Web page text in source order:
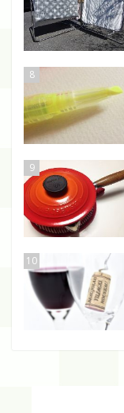
8
9
10